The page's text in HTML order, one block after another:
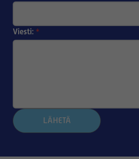
Viesti: *
LÄHETÄ